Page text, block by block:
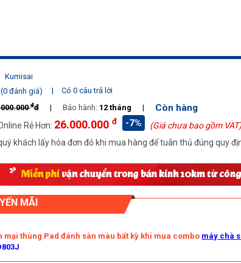
Kumisai
(0 đánh giá)
|
Có 0 câu trả lời
đđ | Bảo hành: 12 tháng | Còn hàng
Rẻ Hơn: 26.000.000 đ -7%
(Giá chưa bao gồm VAT)
khách lấy hóa đơn đỏ khi mua hàng để tuân thủ đúng quy
MÃI
mại thùng Pad đánh sàn màu bất kỳ khi mua combo máy chà